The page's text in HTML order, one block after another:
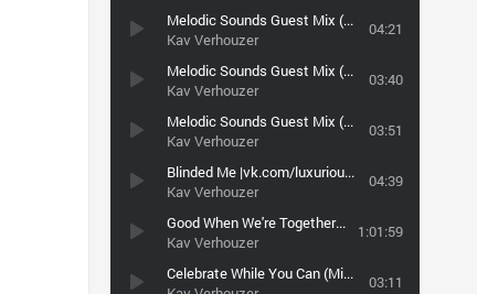
Melodic Sounds Guest Mix (August 2015) Track 11 [vk.com/lostinspacemoscow]
Kav Verhouzer
04:21
Melodic Sounds Guest Mix (August 2015) Track 03 [vk.com/lostinspacemoscow]
Kav Verhouzer
03:40
Melodic Sounds Guest Mix (August 2015) Track 01 [vk.com/lostinspacemoscow]
Kav Verhouzer
03:51
Blinded Me |vk.com/luxurious.music
Kav Verhouzer
04:39
Good When We're Together (The Mixtape)
Kav Verhouzer
1:01:59
Celebrate While You Can (Mixtape) Track 01 (bananastreet.ru)
03:11